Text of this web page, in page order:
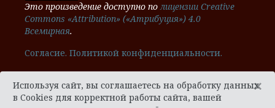
Это произведение доступно полицензии Creative
Commons «Attribution» («Атрибуция») 4.0
Всемирная.
Cогласие. Политикой конфиденциальности.
Используя сайт, вы соглашаетесь на обработку данных
в Cookies для корректной работы сайта, вашей
×